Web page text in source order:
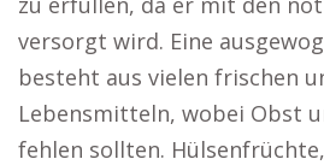
versorgt wird. Eine
besteht aus vielen frischen
Lebensmitteln, wobei Obst
fehlen sollten.